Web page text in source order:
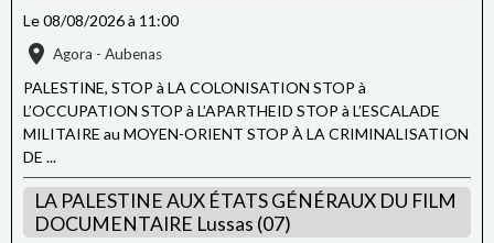
Le 08/08/2026à 11:00
Agora - Aubenas
PALESTINE, STOP à LA COLONISATION STOP à
L’OCCUPATION STOP à L’APARTHEID STOP à L’ESCALADE
MILITAIRE au MOYEN-ORIENT STOP À LA CRIMINALISATION
DE ...
LA PALESTINE AUX ÉTATS GÉNÉRAUX DU FILM
DOCUMENTAIRE Lussas (07)